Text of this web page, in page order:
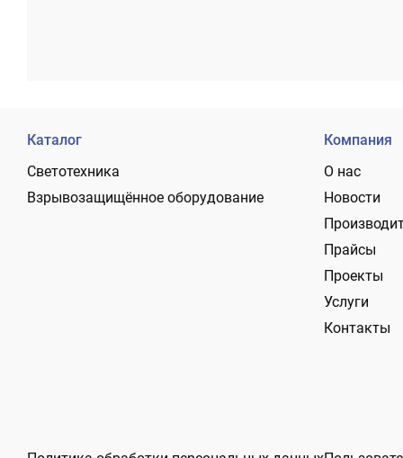
Каталог
Светотехника
Взрывозащищённое оборудование
Компания
О нас
Новости
Прайсы
Проекты
Услуги
Контакты